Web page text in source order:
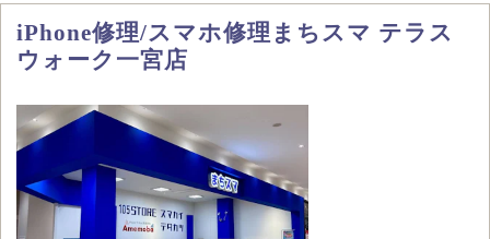
iPhone修理/スマホ修理まちスマ テラス
ウォーク一宮店